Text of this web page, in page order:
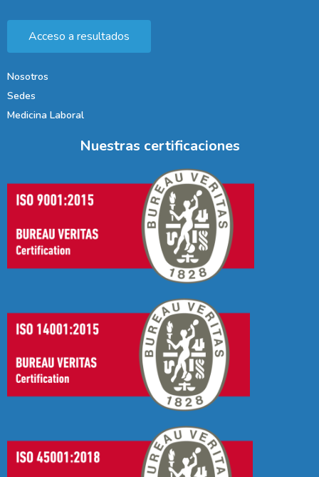
Acceso a resultados
Nosotros
Sedes
Medicina Laboral
Nuestras certificaciones